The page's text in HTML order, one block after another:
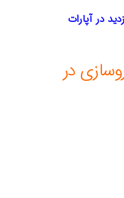
در آپارات
در